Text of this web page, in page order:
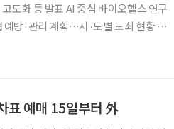
도화 등 발표 AI 중심 바이오헬스 연구
예방·관리 계획…시·도별 노쇠 현황 최
표 예매 15일부터 外